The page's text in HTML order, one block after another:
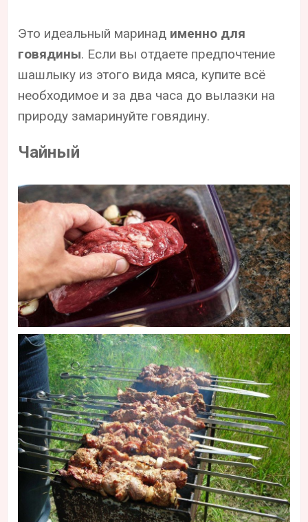
Это идеальный маринад именно для
говядины. Если вы отдаете предпочтение
шашлыку из этого вида мяса, купите всё
необходимое и за два часа до вылазки на
природу замаринуйте говядину.
Чайный